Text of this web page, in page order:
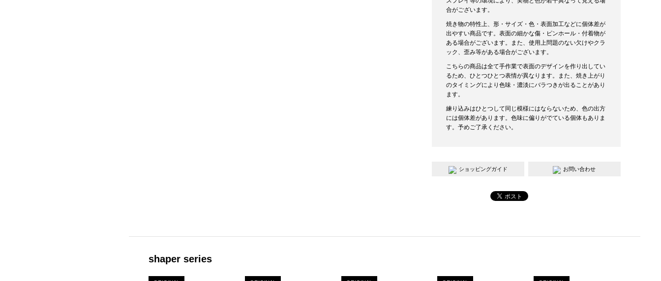
合がございます。
焼き物の特性上、形・サイズ・色・表面加工などに個体差が
出やすい商品です。表面の細かな傷・ピンホール・付着物が
ある場合がございます。また、使用上問題のない欠けやクラ
ック、歪み等がある場合がございます。
こちらの商品は全て手作業で表面のデザインを作り出してい
るため、ひとつひとつ表情が異なります。また、焼き上がり
のタイミングにより色味・濃淡にバラつきが出ることがあり
ます。
練り込みはひとつして同じ模様にはならないため、色の出方
には個体差があります。色味に偏りがでている個体もありま
す。予めご了承ください。
ショッピングガイド お問い合わせ
shaper series